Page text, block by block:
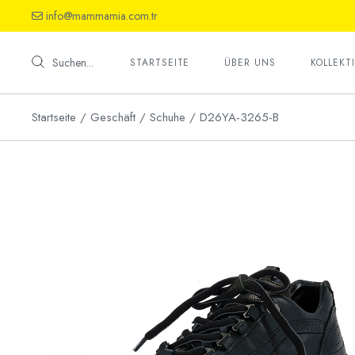
the
info@mammamia.com.tr
Suchen... STARTSEITE ÜBER UNS
Schuhe
Startseite
Geschäft Schuhe D26YA-3265-B